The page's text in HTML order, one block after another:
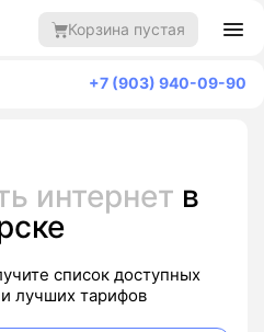
Корзина пустая
+7 (903) 940-09-90
интернет в
список доступных
лучших тарифов